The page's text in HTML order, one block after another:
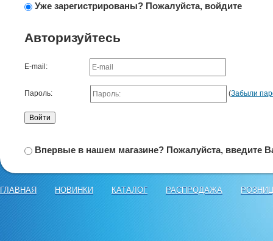
Уже зарегистрированы? Пожалуйста, войдите
Авторизуйтесь
E-mail:
Пароль: (Забыли
Впервые в нашем магазине? Пожалуйста, введите
ГЛАВНАЯ НОВИНКИ КАТАЛОГ РАСПРОДАЖА